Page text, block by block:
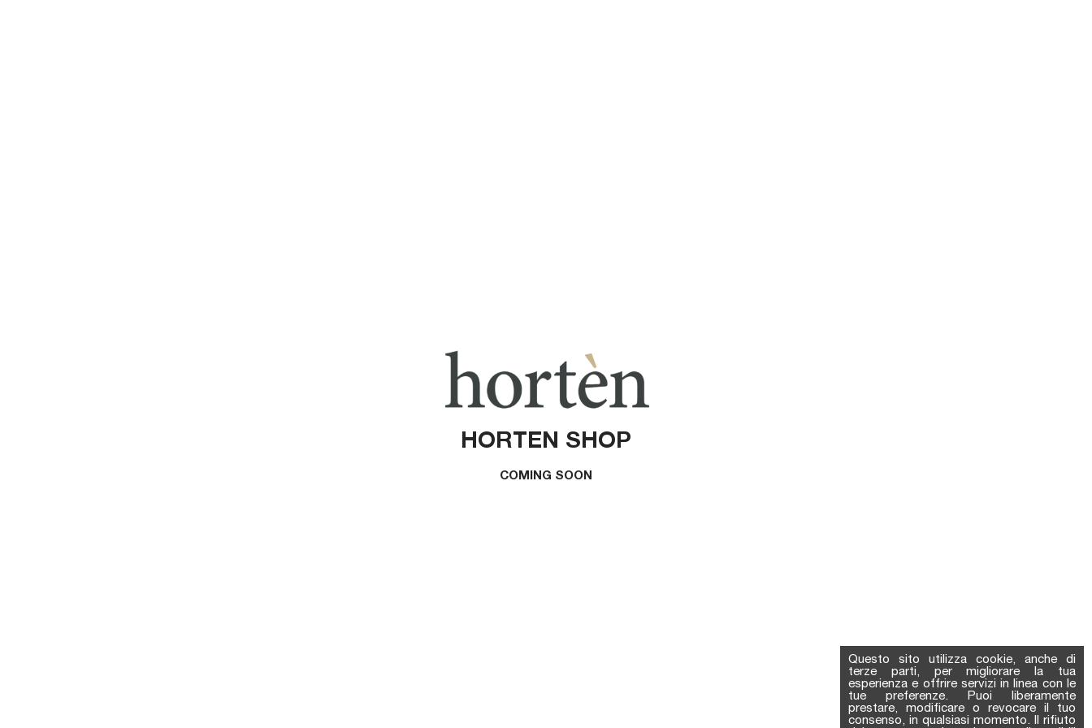
HORTEN SHOP
COMING SOON
Questo sito utilizza cookie, anche di
terze parti, per migliorare la tua
esperienza e offrire servizi in linea con le
tue preferenze. Puoi liberamente
prestare, modificare o revocare il tuo
consenso, in qualsiasi momento. Il rifiuto